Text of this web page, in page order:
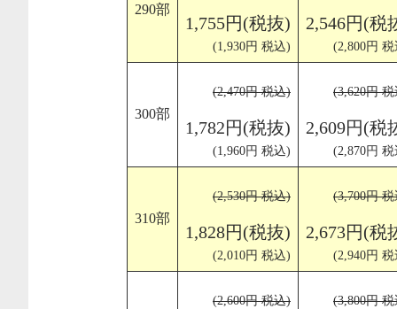
290部
1,755円(税抜)
(1,930円 税込)
2,546円(税
(2,800円
300部
(2,470円 税込)
1,782円(税抜)
(1,960円 税込)
(3,620円
2,609円(税
(2,870円
310部
(2,530円 税込)
1,828円(税抜)
(2,010円 税込)
(3,700円
2,673円(税
(2,940円
(2,600円 税込) (3,800円